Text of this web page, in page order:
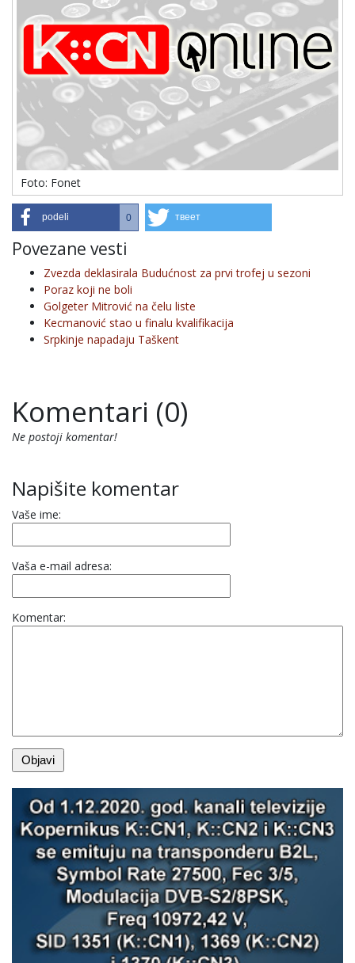
Foto: Fonet
podeli 0 твеет
Povezane vesti
Zvezda deklasirala Budućnost za prvi trofej u sezoni
Poraz koji ne boli
Golgeter Mitrović na čelu liste
Kecmanović stao u finalu kvalifikacija
Srpkinje napadaju Taškent
Komentari (0)
Ne postoji komentar!
Napišite komentar
Vaše ime:
Vaša e-mail adresa:
Komentar: